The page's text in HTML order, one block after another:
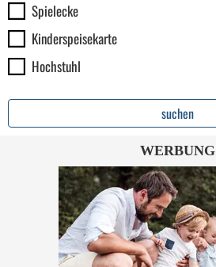
Spielecke
Kinderspeisekarte
Hochstuhl
WERBUNG